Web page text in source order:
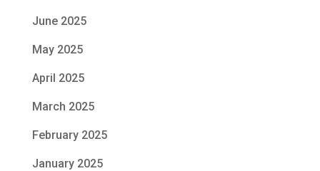
June 2025
May 2025
April 2025
March 2025
February 2025
January 2025